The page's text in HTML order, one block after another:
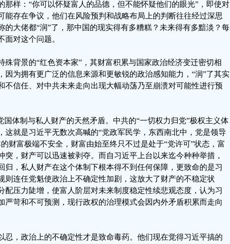
那样：“你可以怀疑富人的品德，但不能怀疑他们的眼光”，即使对
能存在争议，他们在风险预判和战略布局上的判断往往经过深思
的大佬都“润”了，那中国的现实得有多糟糕？未来得有多黯淡？每
对这个问题。
殊背景的“红色资本家”，其财富积累与国家政治经济变迁密切相
因为拥有更广泛的信息来源和更敏锐的政治感知能力，“润”了其实
不信任、对中共未来走向出现大幅动荡乃至崩溃对可能性进行预
国体制与私人财产的天然矛盾。中共的“一切权力归党”极权主义体
这就是习近平无数次高喊的“党政军民学，东西南北中，党是领导
财富极端不安全，财富由始至终只不过是处于“党许可”状态，富
突，财产可以迅速被剥夺。而自习近平上台以来迄今种种举措，
归，私人财产在这个体制下根本得不到任何保障，更致命的是习
则连任党魁使政治上不确定性加剧，这放大了财产的不稳定状
配压力陡增，使富人阶层对未来制度稳定性续悲观态度，认为习
严苛和不可预测，现行政权的治理模式会因内外矛盾积累而走向
忍，政治上的不确定性才是致命毒药。他们现在觉得习近平搞的